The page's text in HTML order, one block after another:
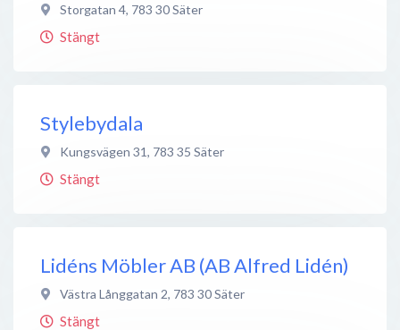
Storgatan 4, 783 30Säter
Stängt
Stylebydala
Kungsvägen 31, 783 35 Säter
Stängt
Lidéns Möbler AB (AB Alfred Lidén)
Västra Långgatan 2, 783 30Säter
Stängt